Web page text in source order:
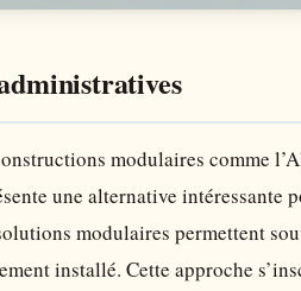
modulaires comme
une alternative intéressante
modulaires permettent
installé. Cette approche